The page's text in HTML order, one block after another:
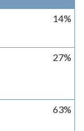
14%
27%
63%